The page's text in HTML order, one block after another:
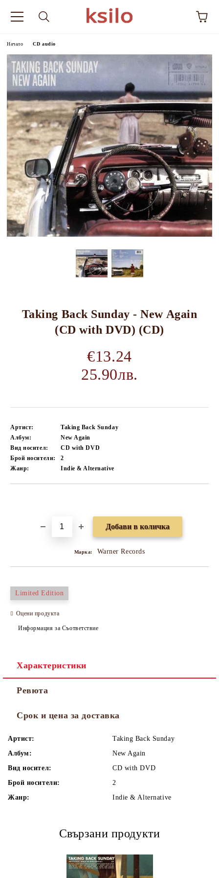
Начало CD audio
Taking Back Sunday - New Again
(CD with DVD) (CD)
€13.24
25.90лв.
Артист:
Taking Back Sunday
Албум:
New Again
Вид носител:
CD with DVD
Брой носители:
2
Жанр:
Indie & Alternative
Марка: Warner Records
Limited Edition
Оцени продукта
Информация за Съответствие
Характеристики
Ревюта
Срок и цена за доставка
Артист:
Taking Back Sunday
Албум:
New Again
Вид носител:
CD with DVD
Брой носители:
2
Жанр:
Indie & Alternative
Свързани продукти